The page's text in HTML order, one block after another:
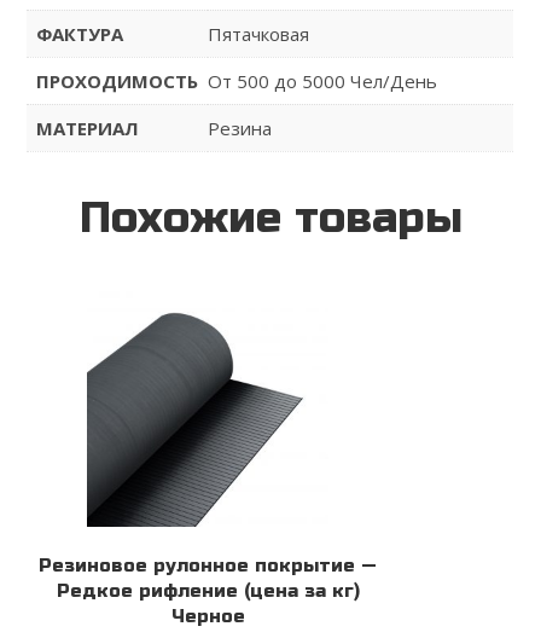
ФАКТУРА
Пятачковая
ПРОХОДИМОСТЬ От 500 до 5000 Чел/День
МАТЕРИАЛ
Резина
Похожие товары
Резиновое рулонное покрытие —
Редкое рифление (цена за кг)
Черное